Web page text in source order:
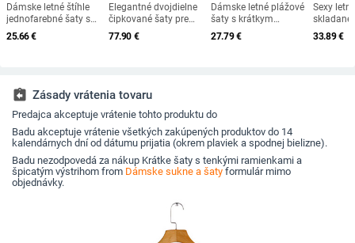
Dámske letné štíhle
jednofarebné šaty s
výstrihom do V, sexy,
plus veľkosť,
25.66€
Elegantné dvojdielne
čipkované šaty pre
ženy, letné 2024, nové,
s výstrihom do V, úzke,
elastické
77.90 €
Dámske letné plážové
šaty s krátkym
rukávom, biele letné
šaty s krátkym
27.79€
Sexy
skladané
plážové
mini šaty
33.89€
assignment_return Zásady vrátenia tovaru
Predajca akceptuje vrátenie tohto produktu do
Badu akceptuje vrátenie všetkých zakúpených produktov do 14
kalendárnych dní od dátumu prijatia (okrem plaviek a spodnej bielizne).
Badu nezodpovedá za nákup Krátke šaty s tenkými ramienkami a
špicatým výstrihom from Dámske sukne a šaty formulár mimo
objednávky.